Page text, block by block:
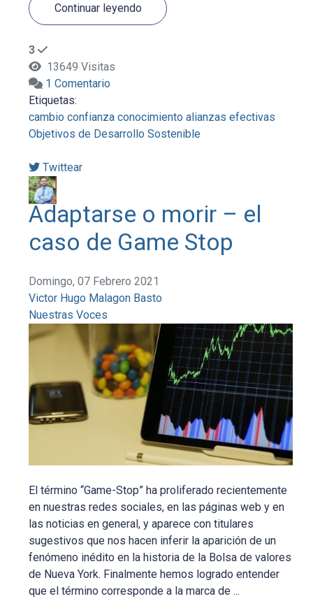
Continuar leyendo
3
13649 Visitas
1 Comentario
Etiquetas:
cambio confianza conocimiento alianzas efectivas
Objetivos de Desarrollo Sostenible
Twittear
Adaptarse o morir – el
caso de Game Stop
Domingo, 07 Febrero 2021
Victor Hugo Malagon Basto
Nuestras Voces
El término “Game-Stop” ha proliferado recientemente
en nuestras redes sociales, en las páginas web y en
las noticias en general, y aparece con titulares
sugestivos que nos hacen inferir la aparición de un
fenómeno inédito en la historia de la Bolsa de valores
de Nueva York. Finalmente hemos logrado entender
que el término corresponde a la marca de ...